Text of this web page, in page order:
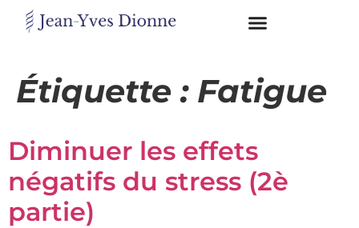
Étiquette : Fatigue
Diminuer les effets
négatifs du stress (2è
partie)
en
contact
Obtenez
mon
"BONS